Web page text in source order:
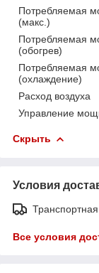
Потребляемая
(макс.)
Потребляемая
(обогрев)
Потребляемая
(охлаждение)
Расход воздуха
Управление
Скрыть
Условия
Все условия